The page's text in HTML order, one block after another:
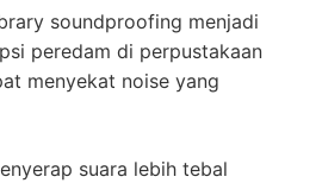
soundproofing menjadi
peredam di perpustakaan
menyekat noise yang
suara lebih tebal